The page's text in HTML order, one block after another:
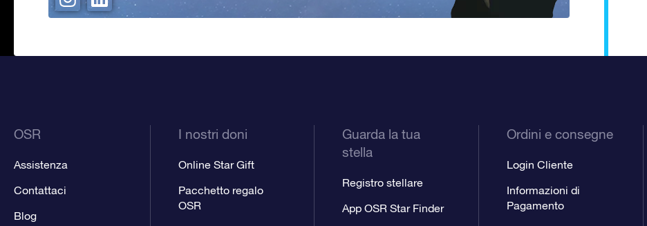
OSR
Assistenza
Contattaci
Blog
I nostri doni
Online Star Gift
Pacchetto regalo
OSR
Guarda la tua
stella
Registro stellare
App OSR Star Finder
Ordini e consegne
Login Cliente
Informazioni di
Pagamento